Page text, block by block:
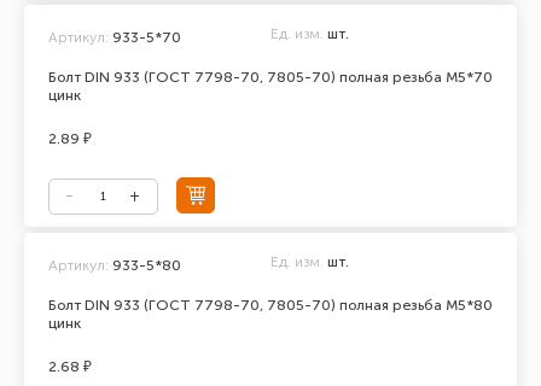
Болт DIN 933 (ГОСТ 7798-70, 7805-70) полная резьба М5*70
цинк
Артикул: 933-5*70 Ед. изм. шт.
2.89 ₽
Болт DIN 933 (ГОСТ 7798-70, 7805-70) полная резьба М5*80
цинк
Артикул: 933-5*80 Ед. изм. шт.
2.68 ₽